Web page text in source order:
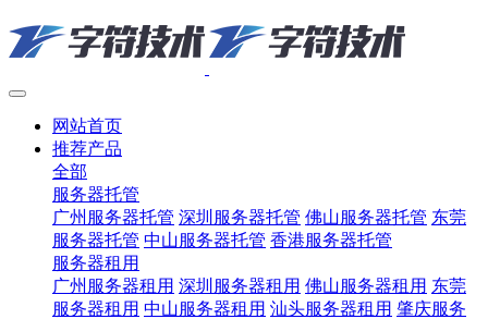
网站首页
推荐产品
全部
服务器托管
广州服务器托管 深圳服务器托管 佛山服务器托管 东莞
服务器托管 中山服务器托管 香港服务器托管
服务器租用
广州服务器租用 深圳服务器租用 佛山服务器租用 东莞
服务器租用 中山服务器租用 汕头服务器租用 肇庆服务